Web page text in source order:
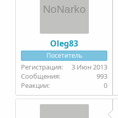
Oleg83
Посетитель
3 Июн 2013
993
0